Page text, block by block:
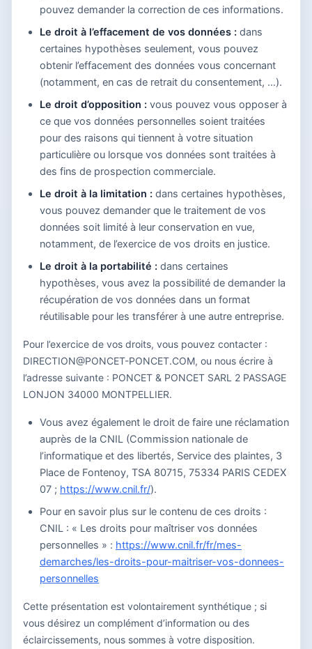
pouvez demander la correction de ces informations.
Le droit à l’effacement de vos données : dans
certaines hypothèses seulement, vous pouvez
obtenir l’effacement des données vous concernant
(notamment, en cas de retrait du consentement, …).
Le droit d’opposition : vous pouvez vous opposer à
ce que vos données personnelles soient traitées
pour des raisons qui tiennent à votre situation
particulière ou lorsque vos données sont traitées à
des fins de prospection commerciale.
Le droit à la limitation : dans certaines hypothèses,
vous pouvez demander que le traitement de vos
données soit limité à leur conservation en vue,
notamment, de l’exercice de vos droits en justice.
Le droit à la portabilité : dans certaines
hypothèses, vous avez la possibilité de demander la
récupération de vos données dans un format
réutilisable pour les transférer à une autre entreprise.
Pour l’exercice de vos droits, vous pouvez contacter :
DIRECTION@PONCET-PONCET.COM, ou nous écrire à
l’adresse suivante : PONCET & PONCET SARL 2 PASSAGE
LONJON 34000 MONTPELLIER.
Vous avez également le droit de faire une réclamation
auprès de la CNIL (Commission nationale de
l’informatique et des libertés, Service des plaintes, 3
Place de Fontenoy, TSA 80715, 75334 PARIS CEDEX
07 ; https://www.cnil.fr/).
Pour en savoir plus sur le contenu de ces droits :
CNIL : « Les droits pour maîtriser vos données
personnelles » : https://www.cnil.fr/fr/mes-
demarches/les-droits-pour-maitriser-vos-donnees-
personnelles
Cette présentation est volontairement synthétique ; si
vous désirez un complément d’information ou des
éclaircissements, nous sommes à votre disposition.